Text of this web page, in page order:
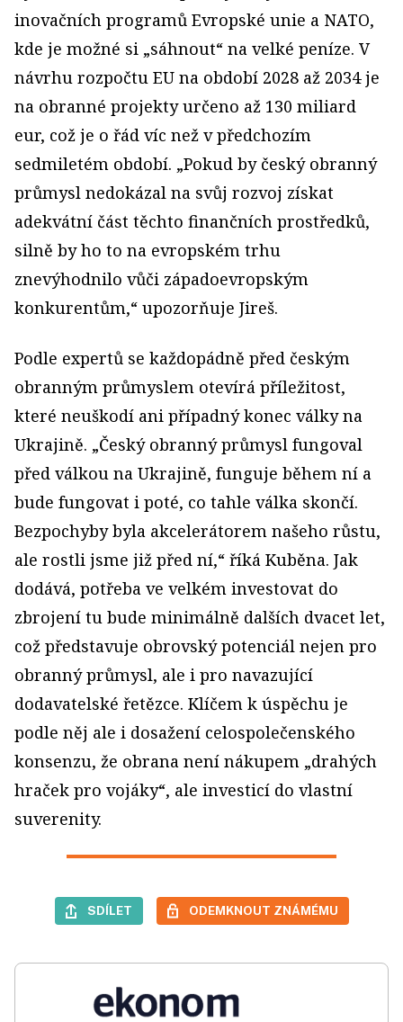
inovačních programů Evropské unie a NATO,
kde je možné si „sáhnout“ na velké peníze. V
návrhu rozpočtu EU na období 2028 až 2034 je
na obranné projekty určeno až 130 miliard
eur, což je o řád víc než v předchozím
sedmiletém období. „Pokud by český obranný
průmysl nedokázal na svůj rozvoj získat
adekvátní část těchto finančních prostředků,
silně by ho to na evropském trhu
znevýhodnilo vůči západoevropským
konkurentům,“ upozorňuje Jireš.
Podle expertů se každopádně před českým
obranným průmyslem otevírá příležitost,
které neuškodí ani případný konec války na
Ukrajině. „Český obranný průmysl fungoval
před válkou na Ukrajině, funguje během ní a
bude fungovat i poté, co tahle válka skončí.
Bezpochyby byla akcelerátorem našeho růstu,
ale rostli jsme již před ní,“ říká Kuběna. Jak
dodává, potřeba ve velkém investovat do
zbrojení tu bude minimálně dalších dvacet let,
což představuje obrovský potenciál nejen pro
obranný průmysl, ale i pro navazující
dodavatelské řetězce. Klíčem k úspěchu je
podle něj ale i dosažení celospolečenského
konsenzu, že obrana není nákupem „drahých
hraček pro vojáky“, ale investicí do vlastní
suverenity.
SDÍLET ODEMKNOUT ZNÁMÉMU